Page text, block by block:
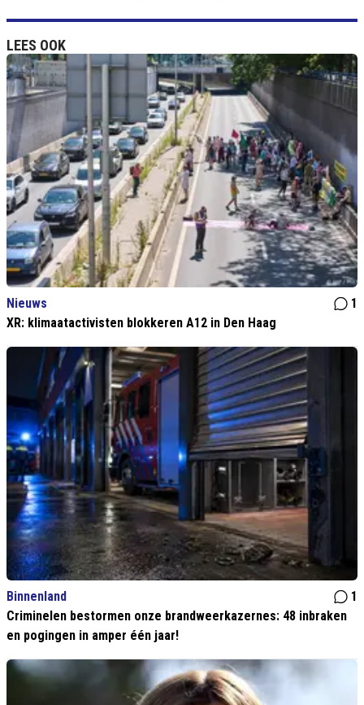
LEES OOK
Nieuws
1
XR: klimaatactivisten blokkeren A12 in Den Haag
Binnenland
1
Criminelen bestormen onze brandweerkazernes: 48 inbraken
en pogingen in amper één jaar!